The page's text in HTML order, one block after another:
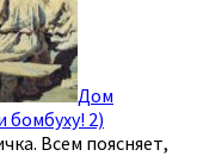
Дом
бомбуху! 2)
Всем поясняет,